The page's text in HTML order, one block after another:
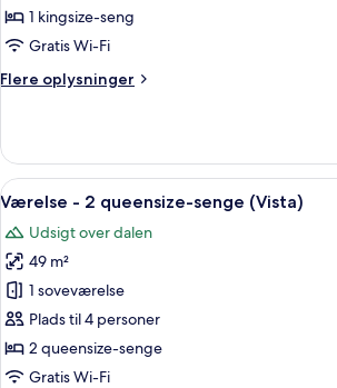
1 kingsize-seng
Gratis Wi-Fi
Flere oplysninger
Flere
King
Indlæs
alle
billeder
af
Værelse
-
2
queensize-
Et
4
Værelse - 2 queensize-senge (Vista)
Udsigt over dalen
49 m²
1 soveværelse
Plads til 4 personer
2 queensize-senge
Gratis Wi-Fi